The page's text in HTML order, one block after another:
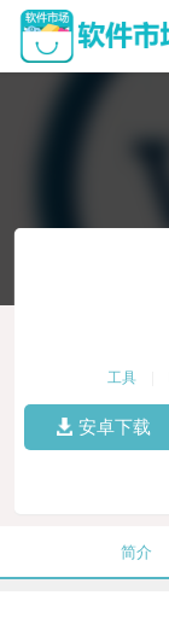
工具
安卓下载
简介